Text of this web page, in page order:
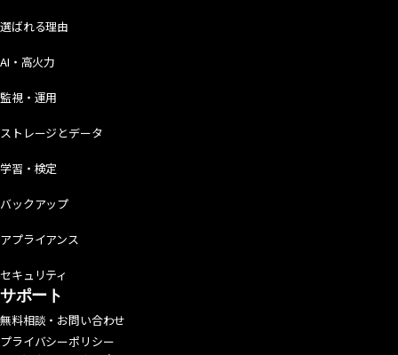
選ばれる理由
AI・高火力
監視・運用
ストレージとデータ
学習・検定
バックアップ
アプライアンス
セキュリティ
サポート
無料相談・お問い合わせ
プライバシーポリシー